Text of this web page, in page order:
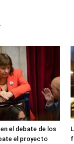
el debate de los
el proyecto